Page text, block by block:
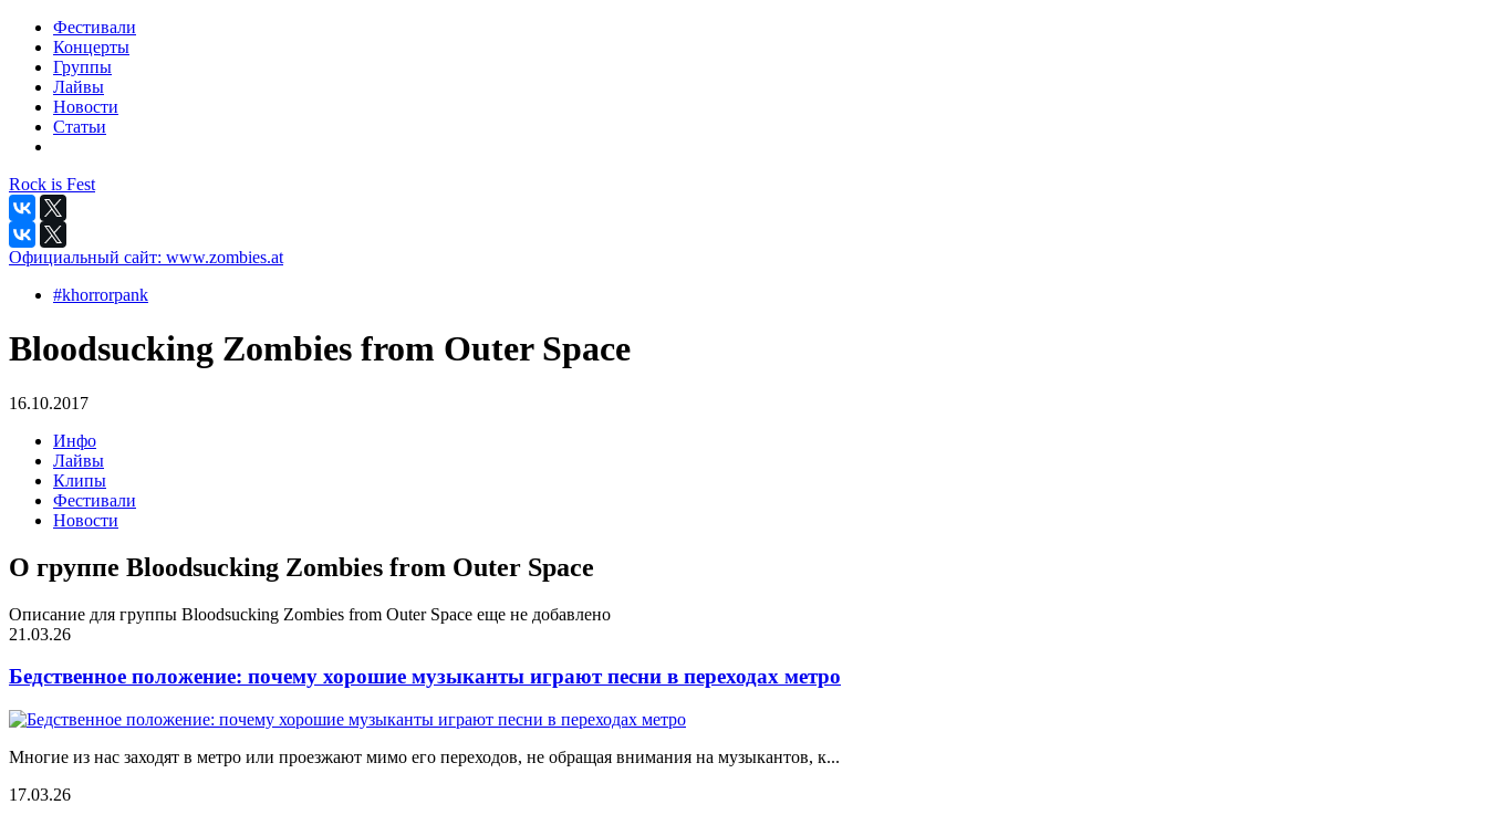
Фестивали
Концерты
Группы
Лайвы
Новости
Статьи
Rock is Fest
Официальный сайт: www.zombies.at
#khorrorpank
Bloodsucking Zombies from Outer Space
16.10.2017
Инфо
Лайвы
Клипы
Фестивали
Новости
О группе Bloodsucking Zombies from Outer Space
Описание для группы Bloodsucking Zombies from Outer Space еще не добавлено
21.03.26
Бедственное положение: почему хорошие музыканты играют песни в переходах метро
Многие из нас заходят в метро или проезжают мимо его переходов, не обращая внимания на музыкантов, к...
17.03.26